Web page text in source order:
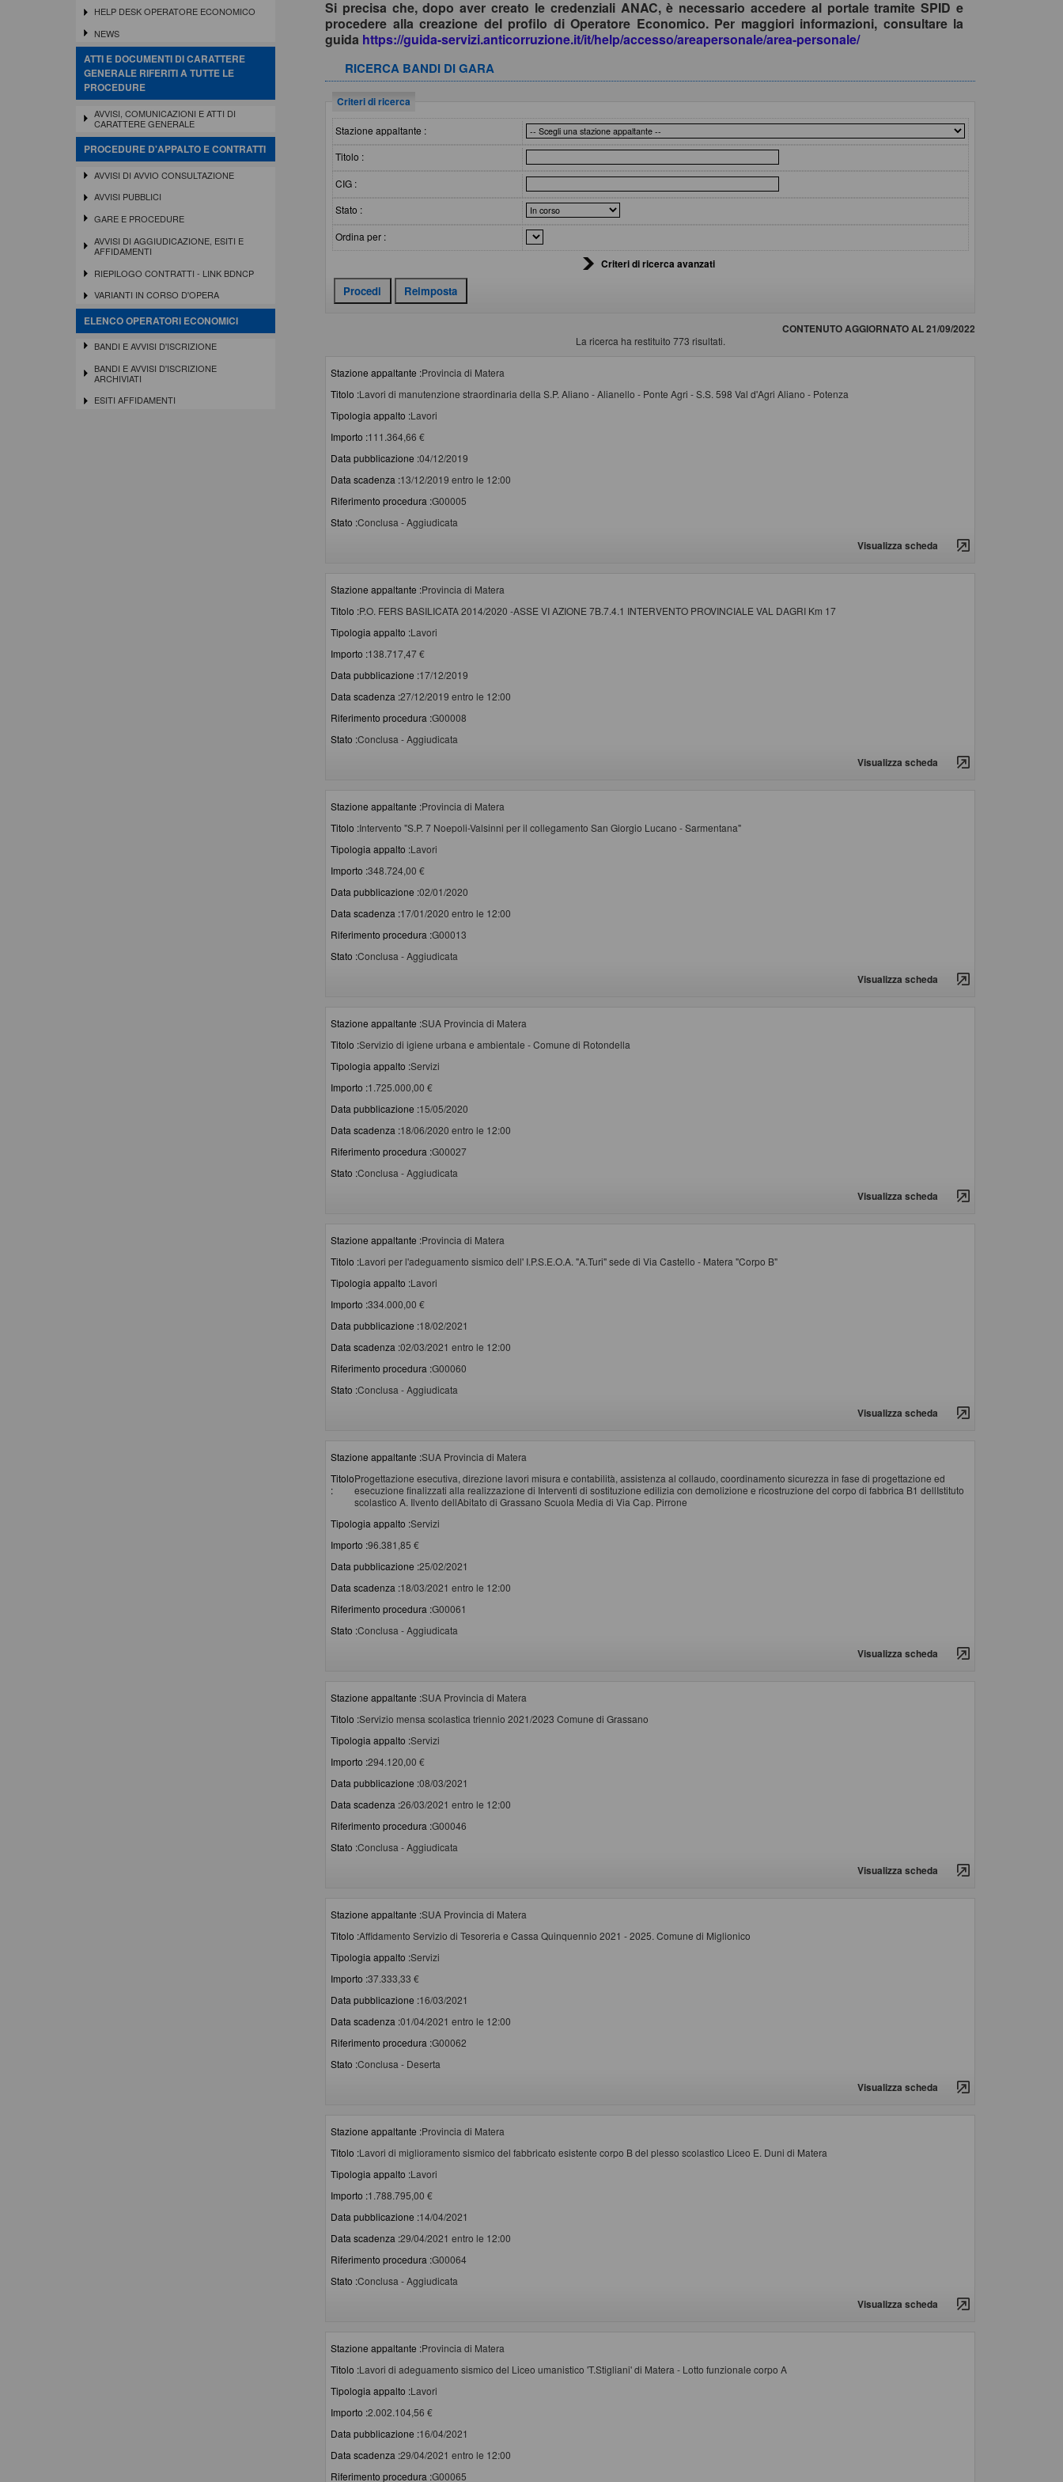
HELP DESK OPERATORE ECONOMICO
NEWS
ATTI E DOCUMENTI DI CARATTERE
GENERALE RIFERITI A TUTTE LE
PROCEDURE
AVVISI, COMUNICAZIONI E ATTI DI
CARATTERE GENERALE
PROCEDURE D'APPALTO E CONTRATTI
AVVISI DI AVVIO CONSULTAZIONE
AVVISI PUBBLICI
GARE E PROCEDURE
AVVISI DI AGGIUDICAZIONE, ESITI E
AFFIDAMENTI
RIEPILOGO CONTRATTI - LINK BDNCP
VARIANTI IN CORSO D'OPERA
ELENCO OPERATORI ECONOMICI
BANDI E AVVISI D'ISCRIZIONE
BANDI E AVVISI D'ISCRIZIONE
ARCHIVIATI
ESITI AFFIDAMENTI
Si precisa che, dopo aver creato le credenziali ANAC, è necessario accedere al portale tramite SPID e
procedere alla creazione del profilo di Operatore Economico. Per maggiori informazioni, consultare la
guida https://guida-servizi.anticorruzione.it/it/help/accesso/areapersonale/area-personale/
RICERCA BANDI DI GARA
Criteri di ricerca
Stazione appaltante :
Titolo :
CIG :
Stato :
Ordina per :
Criteri di ricerca avanzati
CONTENUTO AGGIORNATO AL 21/09/2022
La ricerca ha restituito 773 risultati.
Stazione appaltante :Provincia di Matera
Titolo :Lavori di manutenzione straordinaria della S.P. Aliano - Alianello - Ponte Agri - S.S. 598 Val d'Agri Aliano - Potenza
Tipologia appalto :Lavori
Importo :111.364,66 €
Data pubblicazione :04/12/2019
Data scadenza :13/12/2019 entro le 12:00
Riferimento procedura :G00005
Stato :Conclusa - Aggiudicata
Visualizza scheda
Stazione appaltante :Provincia di Matera
Titolo :P.O. FERS BASILICATA 2014/2020 -ASSE VI AZIONE 7B.7.4.1 INTERVENTO PROVINCIALE VAL DAGRI Km 17
Tipologia appalto :Lavori
Importo :138.717,47 €
Data pubblicazione :17/12/2019
Data scadenza :27/12/2019 entro le 12:00
Riferimento procedura :G00008
Stato :Conclusa - Aggiudicata
Visualizza scheda
Stazione appaltante :Provincia di Matera
Titolo :Intervento "S.P. 7 Noepoli-Valsinni per il collegamento San Giorgio Lucano - Sarmentana"
Tipologia appalto :Lavori
Importo :348.724,00 €
Data pubblicazione :02/01/2020
Data scadenza :17/01/2020 entro le 12:00
Riferimento procedura :G00013
Stato :Conclusa - Aggiudicata
Visualizza scheda
Stazione appaltante :SUA Provincia di Matera
Titolo :Servizio di igiene urbana e ambientale - Comune di Rotondella
Tipologia appalto :Servizi
Importo :1.725.000,00 €
Data pubblicazione :15/05/2020
Data scadenza :18/06/2020 entro le 12:00
Riferimento procedura :G00027
Stato :Conclusa - Aggiudicata
Visualizza scheda
Stazione appaltante :Provincia di Matera
Titolo :Lavori per l'adeguamento sismico dell' I.P.S.E.O.A. "A.Turi" sede di Via Castello - Matera "Corpo B"
Tipologia appalto :Lavori
Importo :334.000,00 €
Data pubblicazione :18/02/2021
Data scadenza :02/03/2021 entro le 12:00
Riferimento procedura :G00060
Stato :Conclusa - Aggiudicata
Visualizza scheda
Stazione appaltante :SUA Provincia di Matera
Titolo
:
Progettazione esecutiva, direzione lavori misura e contabilità, assistenza al collaudo, coordinamento sicurezza in fase di progettazione ed
esecuzione finalizzati alla realizzazione di Interventi di sostituzione edilizia con demolizione e ricostruzione del corpo di fabbrica B1 dellIstituto
scolastico A. Ilvento dellAbitato di Grassano Scuola Media di Via Cap. Pirrone
Tipologia appalto :Servizi
Importo :96.381,85 €
Data pubblicazione :25/02/2021
Data scadenza :18/03/2021 entro le 12:00
Riferimento procedura :G00061
Stato :Conclusa - Aggiudicata
Visualizza scheda
Stazione appaltante :SUA Provincia di Matera
Titolo :Servizio mensa scolastica triennio 2021/2023 Comune di Grassano
Tipologia appalto :Servizi
Importo :294.120,00 €
Data pubblicazione :08/03/2021
Data scadenza :26/03/2021 entro le 12:00
Riferimento procedura :G00046
Stato :Conclusa - Aggiudicata
Visualizza scheda
Stazione appaltante :SUA Provincia di Matera
Titolo :Affidamento Servizio di Tesoreria e Cassa Quinquennio 2021 - 2025. Comune di Miglionico
Tipologia appalto :Servizi
Importo :37.333,33 €
Data pubblicazione :16/03/2021
Data scadenza :01/04/2021 entro le 12:00
Riferimento procedura :G00062
Stato :Conclusa - Deserta
Visualizza scheda
Stazione appaltante :Provincia di Matera
Titolo :Lavori di miglioramento sismico del fabbricato esistente corpo B del plesso scolastico Liceo E. Duni di Matera
Tipologia appalto :Lavori
Importo :1.788.795,00 €
Data pubblicazione :14/04/2021
Data scadenza :29/04/2021 entro le 12:00
Riferimento procedura :G00064
Stato :Conclusa - Aggiudicata
Visualizza scheda
Stazione appaltante :Provincia di Matera
Titolo :Lavori di adeguamento sismico del Liceo umanistico 'T.Stigliani' di Matera - Lotto funzionale corpo A
Tipologia appalto :Lavori
Importo :2.002.104,56 €
Data pubblicazione :16/04/2021
Data scadenza :29/04/2021 entro le 12:00
Riferimento procedura :G00065